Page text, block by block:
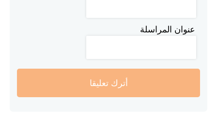
عنوان المراسلة
أترك تعليقا